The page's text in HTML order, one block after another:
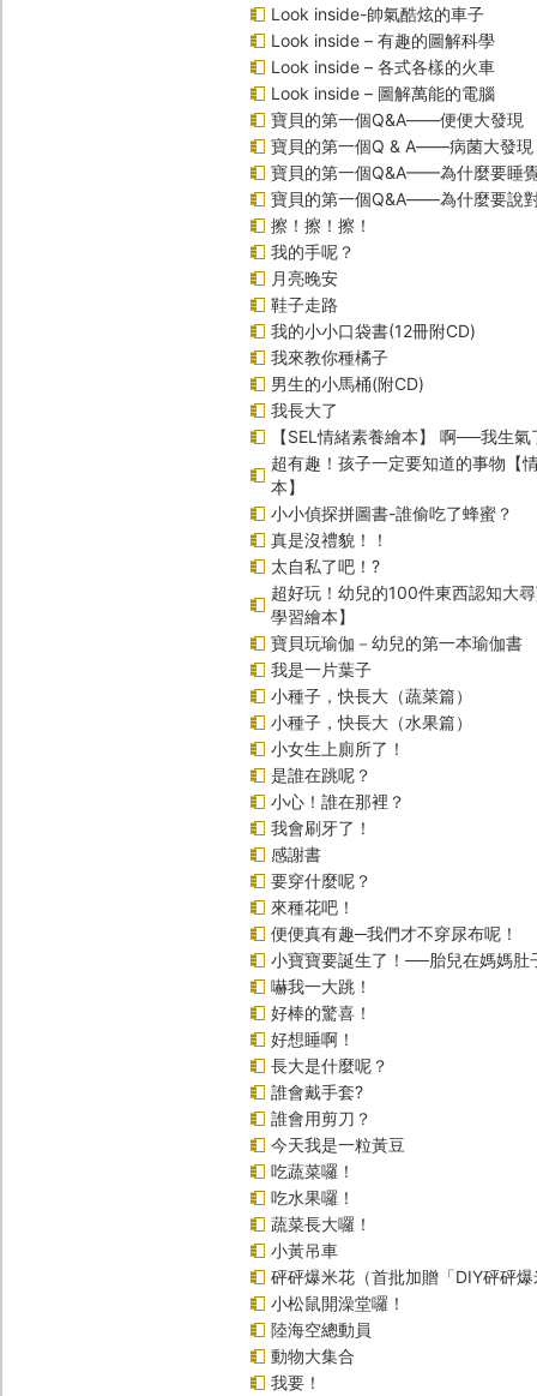
Look inside-帥氣酷炫的車子
Look inside – 有趣的圖解科學
Look inside – 各式各樣的火車
Look inside – 圖解萬能的電腦
寶貝的第一個Q&A――便便大發現
寶貝的第一個Q & A――病菌大發現
寶貝的第一個Q&A——為什麼要睡
寶貝的第一個Q&A――為什麼要說
擦！擦！擦！
我的手呢？
月亮晚安
鞋子走路
我的小小口袋書(12冊附CD)
我來教你種橘子
男生的小馬桶(附CD)
我長大了
【SEL情緒素養繪本】 啊──我生
超有趣！孩子一定要知道的事物【
本】
小小偵探拼圖書-誰偷吃了蜂蜜？
真是沒禮貌！！
太自私了吧！?
超好玩！幼兒的100件東西認知大
學習繪本】
寶貝玩瑜伽－幼兒的第一本瑜伽書
我是一片葉子
小種子，快長大（蔬菜篇）
小種子，快長大（水果篇）
小女生上廁所了！
是誰在跳呢？
小心！誰在那裡？
我會刷牙了！
感謝書
要穿什麼呢？
來種花吧！
便便真有趣─我們才不穿尿布呢！
小寶寶要誕生了！──胎兒在媽媽肚
嚇我一大跳！
好棒的驚喜！
好想睡啊！
長大是什麼呢？
誰會戴手套?
誰會用剪刀？
今天我是一粒黃豆
吃蔬菜囉！
吃水果囉！
蔬菜長大囉！
小黃吊車
砰砰爆米花（首批加贈「DIY砰砰
小松鼠開澡堂囉！
陸海空總動員
動物大集合
我要！